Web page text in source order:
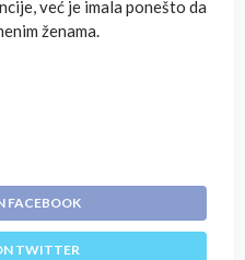
već je imala ponešto da
ženama.
FACEBOOK
TWITTER